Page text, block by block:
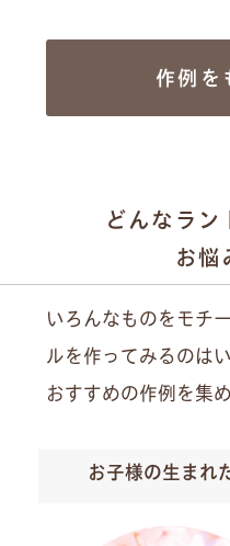
作例を
どんなラン
お悩
いろんなものをモチ
ルを作ってみるのは
おすすめの作例を集
お子様の生まれ